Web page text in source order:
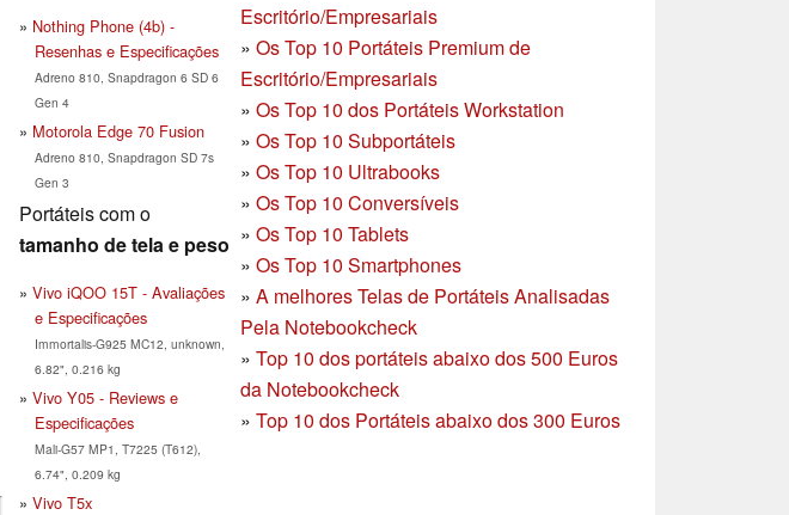
Nothing Phone (4b) -
Resenhas e Especificações
Adreno 810, Snapdragon 6 SD 6
Gen 4
Motorola Edge 70 Fusion
Adreno 810, Snapdragon SD 7s
Gen 3
Portáteis com o
tamanho de tela e peso
Vivo iQOO 15T - Avaliações
e Especificações
Immortalis-G925 MC12, unknown,
6.82", 0.216 kg
Vivo Y05 - Reviews e
Especificações
Mali-G57 MP1, T7225 (T612),
6.74", 0.209 kg
Vivo T5x
Escritório/Empresariais
» Os Top 10 Portáteis Premium de
Escritório/Empresariais
» Os Top 10 dos Portáteis Workstation
» Os Top 10 Subportáteis
» Os Top 10 Ultrabooks
» Os Top 10 Conversíveis
» Os Top 10 Tablets
» Os Top 10 Smartphones
» A melhores Telas de Portáteis Analisadas
Pela Notebookcheck
» Top 10 dos portáteis abaixo dos 500 Euros
da Notebookcheck
» Top 10 dos Portáteis abaixo dos 300 Euros